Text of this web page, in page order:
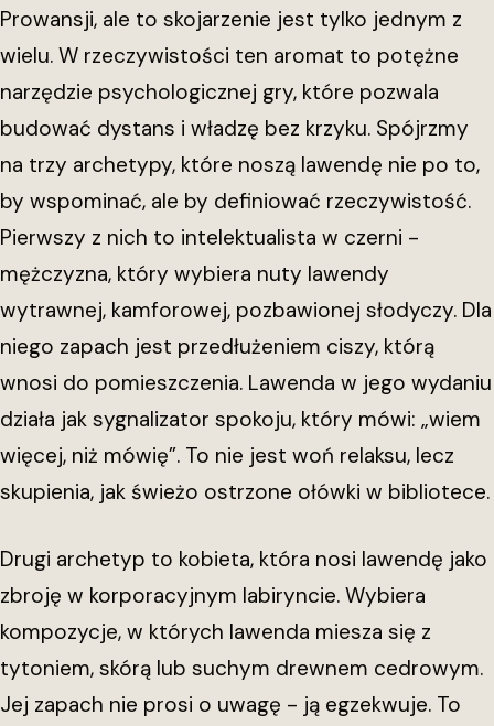
Prowansji, ale to skojarzenie jest tylko jednym z
wielu. W rzeczywistości ten aromat to potężne
narzędzie psychologicznej gry, które pozwala
budować dystans i władzę bez krzyku. Spójrzmy
na trzy archetypy, które noszą lawendę nie po to,
by wspominać, ale by definiować rzeczywistość.
Pierwszy z nich to intelektualista w czerni -
mężczyzna, który wybiera nuty lawendy
wytrawnej, kamforowej, pozbawionej słodyczy. Dla
niego zapach jest przedłużeniem ciszy, którą
wnosi do pomieszczenia. Lawenda w jego wydaniu
działa jak sygnalizator spokoju, który mówi: „wiem
więcej, niż mówię”. To nie jest woń relaksu, lecz
skupienia, jak świeżo ostrzone ołówki w bibliotece.
Drugi archetyp to kobieta, która nosi lawendę jako
zbroję w korporacyjnym labiryncie. Wybiera
kompozycje, w których lawenda miesza się z
tytoniem, skórą lub suchym drewnem cedrowym.
Jej zapach nie prosi o uwagę - ją egzekwuje. To